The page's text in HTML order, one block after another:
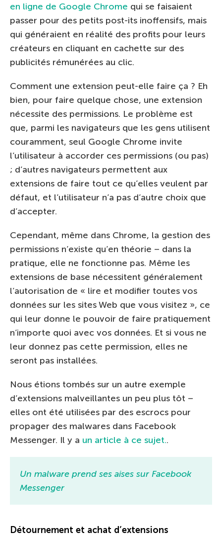
en ligne de Google Chrome qui se faisaient
passer pour des petits post-its inoffensifs, mais
qui généraient en réalité des profits pour leurs
créateurs en cliquant en cachette sur des
publicités rémunérées au clic.
Comment une extension peut-elle faire ça ? Eh
bien, pour faire quelque chose, une extension
nécessite des permissions. Le problème est
que, parmi les navigateurs que les gens utilisent
couramment, seul Google Chrome invite
l’utilisateur à accorder ces permissions (ou pas)
; d’autres navigateurs permettent aux
extensions de faire tout ce qu’elles veulent par
défaut, et l’utilisateur n’a pas d’autre choix que
d’accepter.
Cependant, même dans Chrome, la gestion des
permissions n’existe qu’en théorie – dans la
pratique, elle ne fonctionne pas. Même les
extensions de base nécessitent généralement
l’autorisation de « lire et modifier toutes vos
données sur les sites Web que vous visitez », ce
qui leur donne le pouvoir de faire pratiquement
n’importe quoi avec vos données. Et si vous ne
leur donnez pas cette permission, elles ne
seront pas installées.
Nous étions tombés sur un autre exemple
d’extensions malveillantes un peu plus tôt –
elles ont été utilisées par des escrocs pour
propager des malwares dans Facebook
Messenger. Il y a un article à ce sujet..
Un malware prend ses aises sur Facebook
Messenger
Détournement et achat d’extensions